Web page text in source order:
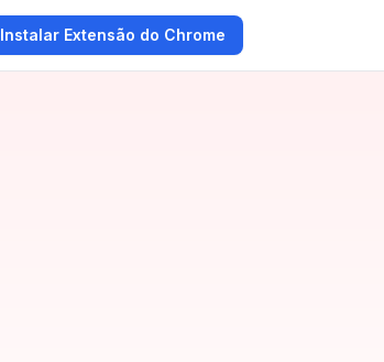
Instalar Extensão do Chrome